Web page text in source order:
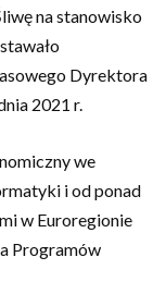
na stanowisko
Dyrektora
2021 r.
we
i od ponad
w Euroregionie
Programów